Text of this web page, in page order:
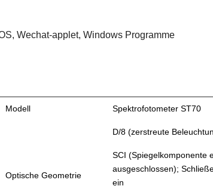
Wechat-applet, Windows Programme
Modell Spektrofotometer ST70
Optische Geometrie
D/8 (zerstreute
SCI (Spiegelkomponente
ausgeschlossen);
ein